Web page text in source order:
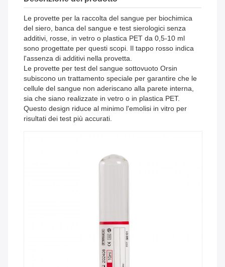
Le provette per la raccolta del sangue per biochimica
del siero, banca del sangue e test sierologici senza
additivi, rosse, in vetro o plastica PET da 0,5-10 ml
sono progettate per questi scopi. Il tappo rosso indica
l'assenza di additivi nella provetta.
Le provette per test del sangue sottovuoto Orsin
subiscono un trattamento speciale per garantire che le
cellule del sangue non aderiscano alla parete interna,
sia che siano realizzate in vetro o in plastica PET.
Questo design riduce al minimo l'emolisi in vitro per
risultati dei test più accurati.